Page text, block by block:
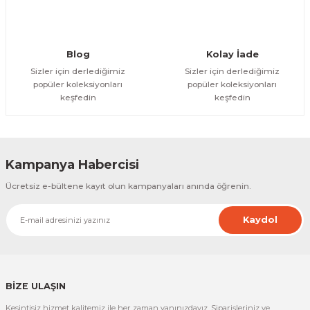
Blog
Sizler için derlediğimiz
popüler koleksiyonları
keşfedin
Kolay İade
Sizler için derlediğimiz
popüler koleksiyonları
keşfedin
Kampanya Habercisi
Ücretsiz e-bültene kayıt olun kampanyaları anında öğrenin.
Kaydol
BİZE ULAŞIN
Kesintisiz hizmet kalitemiz ile her zaman yanınızdayız. Siparişleriniz ve